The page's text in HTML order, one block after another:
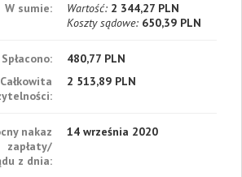
W sumie: Wartość: 2 344,27 PLN
Koszty sądowe: 650,39 PLN
Spłacono:
480,77 PLN
Całkowita
2 513,89 PLN
nakaz
zapłaty/
z dnia:
14 września 2020